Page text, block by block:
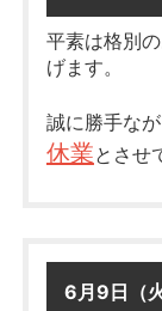
平素は格別
げます。
誠に勝手な
休業とさせ
（金）
6月9日（